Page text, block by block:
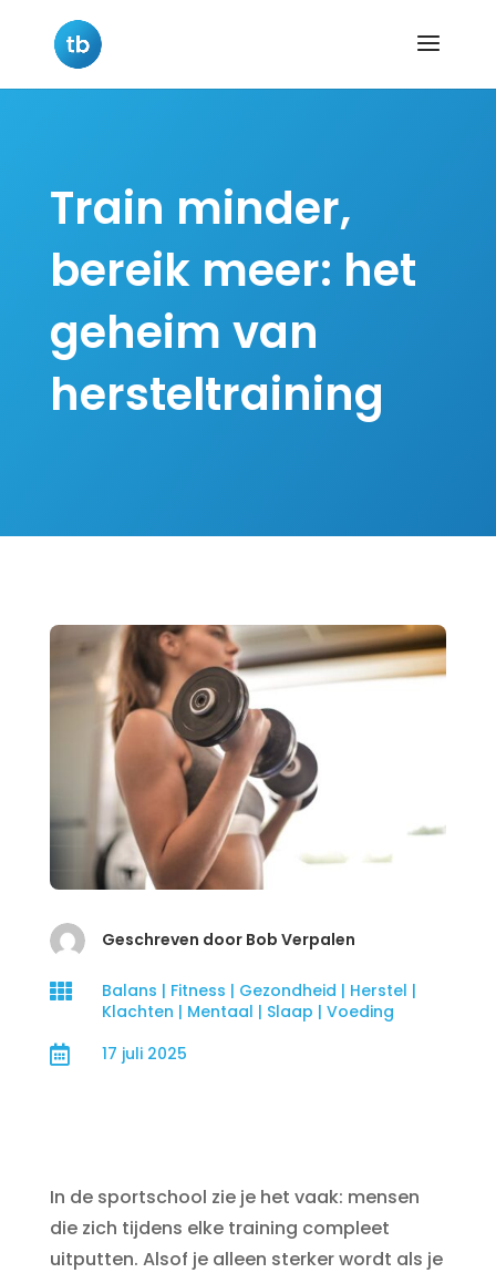
Train minder,
bereik meer: het
geheim van
hersteltraining
Geschreven door Bob Verpalen
 Balans | Fitness | Gezondheid | Herstel |
Klachten | Mentaal | Slaap | Voeding
 17 juli 2025
In de sportschool zie je het vaak: mensen
die zich tijdens elke training compleet
uitputten. Alsof je alleen sterker wordt als je